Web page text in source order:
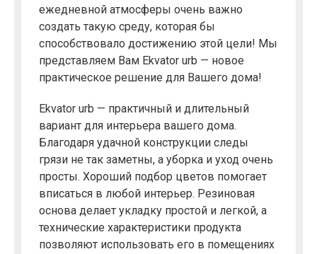
ежедневной атмосферы очень важно
создать такую ​​среду, которая бы
способствовало достижению этой цели! Мы
представляем Вам Ekvator urb — новое
практическое решение для Вашего дома!
Ekvator urb — практичный и длительный
вариант для интерьера вашего дома.
Благодаря удачной конструкции следы
грязи не так заметны, а уборка и уход очень
просты. Хороший подбор цветов помогает
вписаться в любой интерьер. Резиновая
основа делает укладку простой и легкой, а
технические характеристики продукта
позволяют использовать его в помещениях